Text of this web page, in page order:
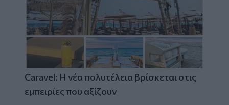
Caravel: Η νέα πολυτέλεια βρίσκεται στις
εμπειρίες που αξίζουν